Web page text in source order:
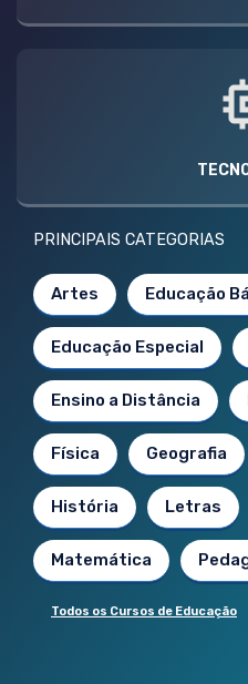
PRINCIPAIS CATEGORIAS
Artes Educação
Educação Especial
Ensino a Distância
Física Geografia
História Letras
Matemática
Todos os Cursos de Educação